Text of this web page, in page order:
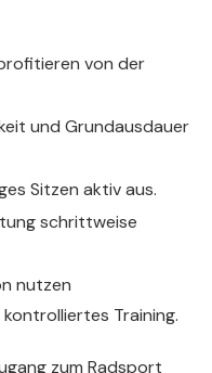
von der
und Grundausdauer
Sitzen aktiv aus.
schrittweise
nutzen
Training.
zum Radsport